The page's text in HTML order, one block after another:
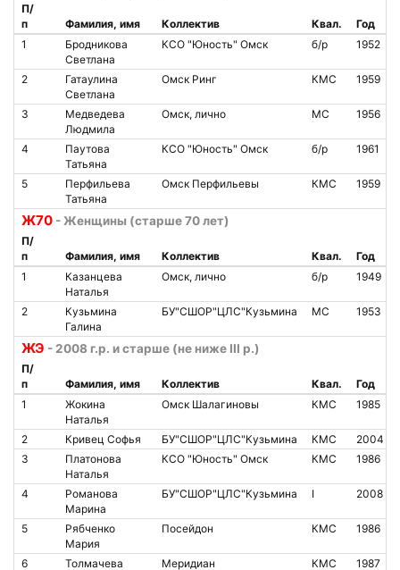
П/
п
Фамилия, имя Коллектив Квал. Год
1
Бродникова
Светлана
КСО "Юность" Омск б/р 1952
2
Гатаулина
Светлана
Омск Ринг КМС 1959
3
Медведева
Людмила
Омск, лично МС 1956
4
Паутова
Татьяна
КСО "Юность" Омск б/р 1961
5
Перфильева
Татьяна
Омск Перфильевы КМС 1959
Ж70 - Женщины (старше 70 лет)
П/
п
Фамилия, имя Коллектив Квал. Год
1
Казанцева
Наталья
Омск, лично б/р 1949
2
Кузьмина
Галина
БУ"СШОР"ЦЛС"Кузьмина МС 1953
ЖЭ - 2008 г.р. и старше (не ниже III р.)
П/
п
Фамилия, имя Коллектив Квал. Год
1
Жокина
Наталья
Омск Шалагиновы КМС 1985
2 Кривец Софья БУ"СШОР"ЦЛС"Кузьмина КМС 2004
3
Платонова
Наталья
КСО "Юность" Омск КМС 1986
4
Романова
Марина
БУ"СШОР"ЦЛС"Кузьмина I 2008
5
Рябченко
Мария
Посейдон КМС 1986
6
Толмачева
Меридиан КМС 1987